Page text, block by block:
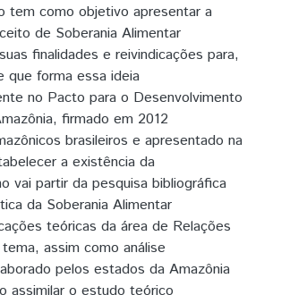
tem como objetivo apresentar a
de Soberania Alimentar
finalidades e reivindicações para,
que forma essa ideia
no Pacto para o Desenvolvimento
firmado em 2012
brasileiros e apresentado na
a existência da
vai partir da pesquisa bibliográfica
da Soberania Alimentar
teóricas da área de Relações
assim como análise
pelos estados da Amazônia